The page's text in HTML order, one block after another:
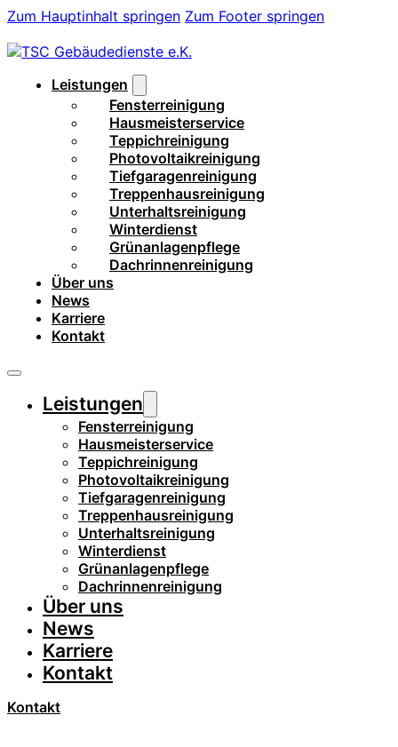
Zum Hauptinhalt springen Zum Footer springen
Leistungen
Fensterreinigung
Hausmeisterservice
Teppichreinigung
Photovoltaikreinigung
Tiefgaragenreinigung
Treppenhausreinigung
Unterhaltsreinigung
Winterdienst
Grünanlagenpflege
Dachrinnenreinigung
Über uns
News
Karriere
Kontakt
Leistungen
Fensterreinigung
Hausmeisterservice
Teppichreinigung
Photovoltaikreinigung
Tiefgaragenreinigung
Treppenhausreinigung
Unterhaltsreinigung
Winterdienst
Grünanlagenpflege
Dachrinnenreinigung
Über uns
News
Karriere
Kontakt
Kontakt